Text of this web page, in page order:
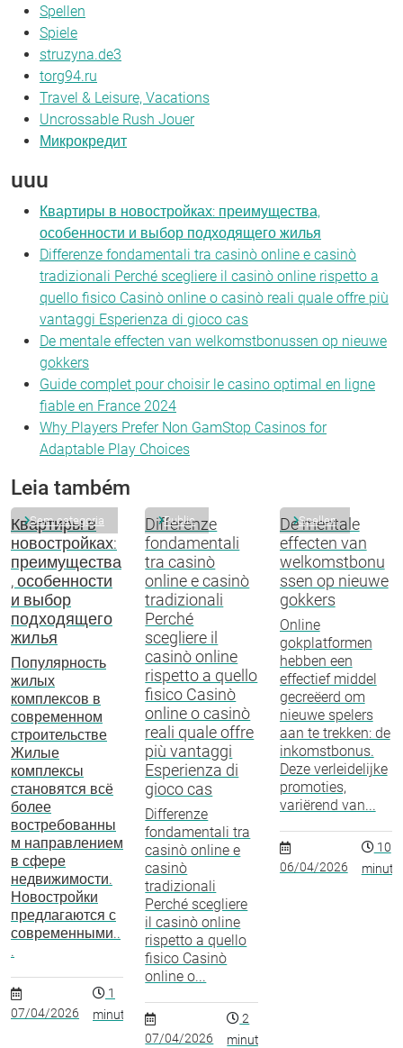
Spellen
Spiele
struzyna.de3
torg94.ru
Travel & Leisure, Vacations
Uncrossable Rush Jouer
Микрокредит
uuu
Квартиры в новостройках: преимущества,
особенности и выбор подходящего жилья
Differenze fondamentali tra casinò online e casinò
tradizionali Perché scegliere il casinò online rispetto a
quello fisico Casinò online o casinò reali quale offre più
vantaggi Esperienza di gioco cas
De mentale effecten van welkomstbonussen op nieuwe
gokkers
Guide complet pour choisir le casino optimal en ligne
fiable en France 2024
Why Players Prefer Non GamStop Casinos for
Adaptable Play Choices
Leia também
Sem categoria
Квартиры в
новостройках:
преимущества
, особенности
и выбор
подходящего
жилья
Популярность
жилых
комплексов в
современном
строительстве
Жилые
комплексы
становятся всё
более
востребованны
м направлением
в сфере
недвижимости.
Новостройки
предлагаются с
современными..
.
07/04/2026
1
minuto
Public
Differenze
fondamentali
tra casinò
online e casinò
tradizionali
Perché
scegliere il
casinò online
rispetto a quello
fisico Casinò
online o casinò
reali quale offre
più vantaggi
Esperienza di
gioco cas
Differenze
fondamentali tra
casinò online e
casinò
tradizionali
Perché scegliere
il casinò online
rispetto a quello
fisico Casinò
online o...
07/04/2026
2
minutos
Spellen
De mentale
effecten van
welkomstbonu
ssen op nieuwe
gokkers
Online
gokplatformen
hebben een
effectief middel
gecreëerd om
nieuwe spelers
aan te trekken: de
inkomstbonus.
Deze verleidelijke
promoties,
variërend van...
06/04/2026
10